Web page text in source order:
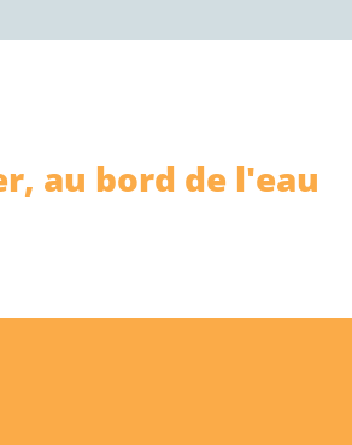
au bord de l'eau